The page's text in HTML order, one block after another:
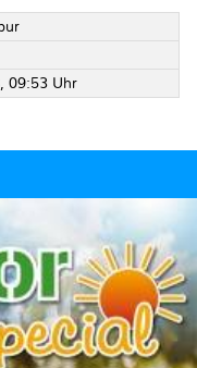
09:53 Uhr